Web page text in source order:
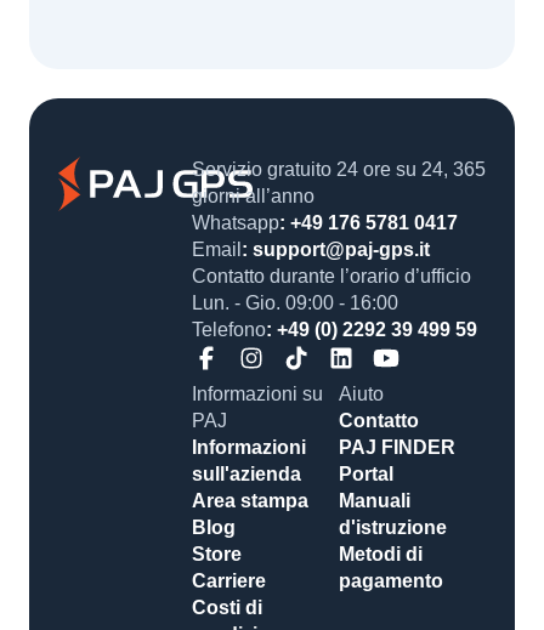
Servizio gratuito 24 ore su 24, 365
giorni all’anno
Whatsapp: +49 176 5781 0417
Email: support@paj-gps.it
Contatto durante l’orario d’ufficio
Lun. - Gio. 09:00 - 16:00
Telefono: +49 (0) 2292 39 499 59
Informazioni su
PAJ
Informazioni
sull'azienda
Area stampa
Blog
Store
Carriere
Costi di
Aiuto
Contatto
PAJ FINDER
Portal
Manuali
d'istruzione
Metodi di
pagamento